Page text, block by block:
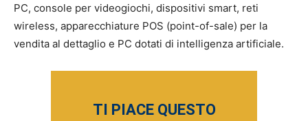
PC, console per videogiochi, dispositivi smart, reti
wireless, apparecchiature POS (point-of-sale) per la
vendita al dettaglio e PC dotati di intelligenza artificiale.
TI PIACE QUESTO